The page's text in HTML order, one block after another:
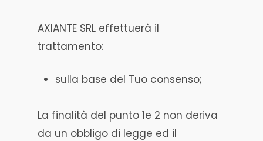
AXIANTE SRL effettuerà il
trattamento:
sulla base del Tuo consenso;
La finalità del punto 1e 2 non deriva
da un obbligo di legge ed il